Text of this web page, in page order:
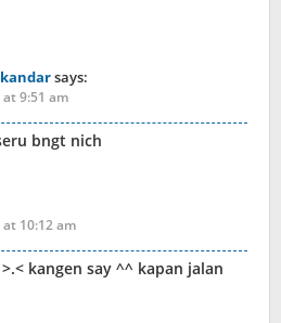
says:
at 9:51 am
bngt nich
at 10:12 am
kangen say ^^ kapan jalan